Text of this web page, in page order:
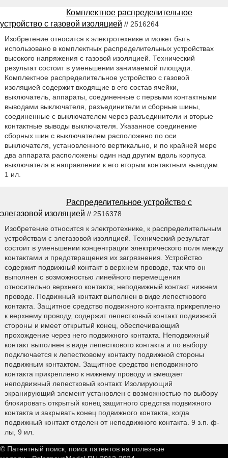
Комплектное распределительное
устройство с газовой изоляцией // 2516264
Изобретение относится к электротехнике и может быть
использовано в комплектных распределительных устройствах
высокого напряжения с газовой изоляцией. Технический
результат состоит в уменьшении занимаемой площади.
Комплектное распределительное устройство с газовой
изоляцией содержит входящие в его состав ячейки,
выключатель, аппараты, соединенные с первыми контактными
выводами выключателя, разъединители и сборные шины,
соединенные с выключателем через разъединители и вторые
контактные выводы выключателя. Указанное соединение
сборных шин с выключателем расположено по оси
выключателя, установленного вертикально, и по крайней мере
два аппарата расположены один над другим вдоль корпуса
выключателя в направлении к его вторым контактным выводам.
1 ил.
Распределительное устройство с
элегазовой изоляцией // 2516378
Изобретение относится к электротехнике, к распределительным
устройствам с элегазовой изоляцией. Технический результат
состоит в уменьшении концентрации электрического поля между
контактами и предотвращения их загрязнения. Устройство
содержит подвижный контакт в верхнем проводе, так что он
выполнен с возможностью линейного перемещения
относительно верхнего контакта; неподвижный контакт нижнем
проводе. Подвижный контакт выполнен в виде лепесткового
контакта. Защитное средство подвижного контакта прикреплено
к верхнему проводу, содержит лепестковый контакт подвижной
стороны и имеет открытый конец, обеспечивающий
прохождение через него подвижного контакта. Неподвижный
контакт выполнен в виде лепесткового контакта и по выбору
подключается к лепестковому контакту подвижной стороны
подвижным контактом. Защитное средство неподвижного
контакта прикреплено к нижнему проводу и вмещает
неподвижный лепестковый контакт. Изолирующий
экранирующий элемент установлен с возможностью по выбору
блокировать открытый конец защитного средства подвижного
контакта и закрывать конец подвижного контакта, когда
подвижный контакт отделен от неподвижного контакта. 9 з.п. ф-
лы, 9 ил.
© Патентный поиск, поиск патентов на полезные